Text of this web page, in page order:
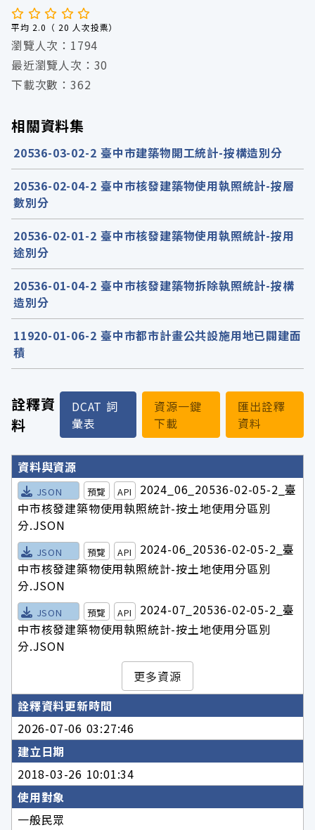
詮釋資
料
DCAT 詞
彙表
資源一鍵
下載
匯出詮釋
資料
詮釋資料詳細內容
資料與資源
JSON 預覽 API
2024_06_20536-02-05-2_臺
中市核發建築物使用執照統計-按土地使用分區別
分.JSON
JSON 預覽 API
2024-06_20536-02-05-2_臺
中市核發建築物使用執照統計-按土地使用分區別
分.JSON
JSON 預覽 API
2024-07_20536-02-05-2_臺
中市核發建築物使用執照統計-按土地使用分區別
分.JSON
更多資源
詮釋資料更新時間
2026-07-06 03:27:46
建立日期
2018-03-26 10:01:34
使用對象
一般民眾
平均 2.0（ 20 人次投票）
瀏覽人次：1794
最近瀏覽人次：30
下載次數：362
相關資料集
20536-03-02-2 臺中市建築物開工統計-按構造別分
20536-02-04-2 臺中市核發建築物使用執照統計-按層
數別分
20536-02-01-2 臺中市核發建築物使用執照統計-按用
途別分
20536-01-04-2 臺中市核發建築物拆除執照統計-按構
造別分
11920-01-06-2 臺中市都市計畫公共設施用地已闢建面
積